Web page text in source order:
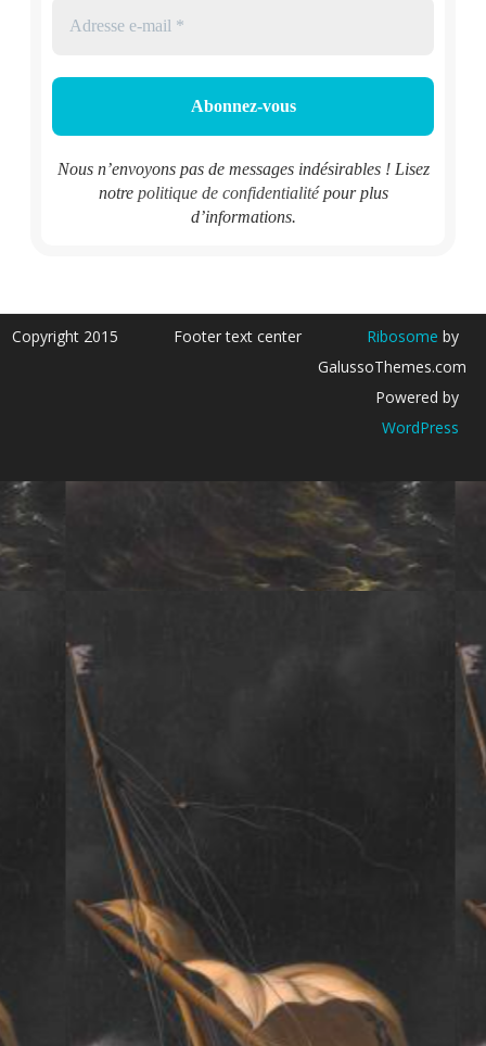
Nous n’envoyons pas de messages indésirables ! Lisez
notre politique de confidentialitépour plus
d’informations.
Copyright 2015 Footer text center Ribosome by
GalussoThemes.com
Powered by
WordPress